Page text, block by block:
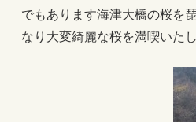
でもあります海津大橋の桜を
なり大変綺麗な桜を満喫いたし